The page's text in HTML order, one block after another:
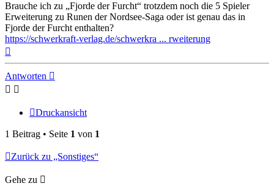
Brauche ich zu „Fjorde der Furcht“ trotzdem noch die 5 Spieler
Erweiterung zu Runen der Nordsee-Saga oder ist genau das in
Fjorde der Furcht enthalten?
https://schwerkraft-verlag.de/schwerkra ... rweiterung
Antworten
Druckansicht
1 Beitrag • Seite 1 von 1
Zurück zu „Sonstiges“
Gehe zu